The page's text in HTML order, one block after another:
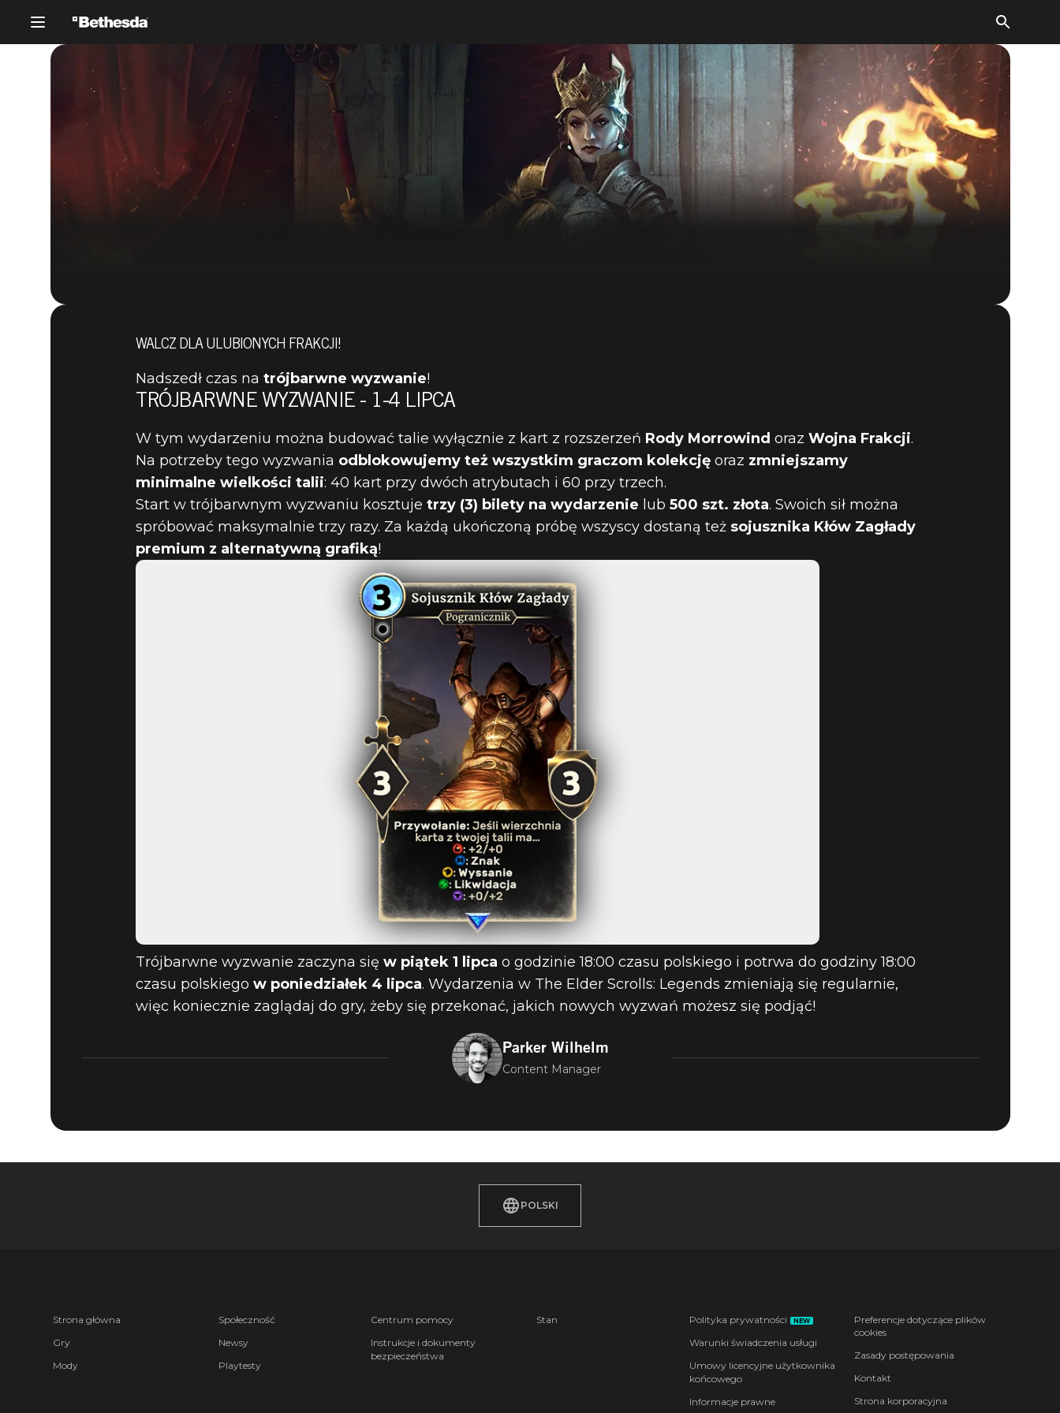
WRÓĆ DO TRÓJBARWNEGO
WYZWANIA, JUŻ 1 LIPCA!
WALCZ DLA ULUBIONYCH FRAKCJI!
Nadszedł czas na trójbarwne wyzwanie!
TRÓJBARWNE WYZWANIE - 1-4 LIPCA
W tym wydarzeniu można budować talie wyłącznie z kart z rozszerzeń Rody Morrowind oraz Wojna Frakcji.
Na potrzeby tego wyzwania odblokowujemy też wszystkim graczom kolekcję oraz zmniejszamy
minimalne wielkości talii: 40 kart przy dwóch atrybutach i 60 przy trzech.
Start w trójbarwnym wyzwaniu kosztuje trzy (3) bilety na wydarzenie lub 500 szt. złota. Swoich sił można
spróbować maksymalnie trzy razy. Za każdą ukończoną próbę wszyscy dostaną też sojusznika Kłów Zagłady
premium z alternatywną grafiką!
Trójbarwne wyzwanie zaczyna się w piątek 1 lipca o godzinie 18:00 czasu polskiego i potrwa do godziny 18:00
czasu polskiego w poniedziałek 4 lipca. Wydarzenia w The Elder Scrolls: Legends zmieniają się regularnie,
więc koniecznie zaglądaj do gry, żeby się przekonać, jakich nowych wyzwań możesz się podjąć!
Parker Wilhelm
Content Manager
POLSKI
Strona główna
Gry
Mody
Społeczność
Newsy
Playtesty
Centrum pomocy
Instrukcje i dokumenty
bezpieczeństwa
Stan Polityka prywatności NEW
Warunki świadczenia usługi
Umowy licencyjne użytkownika
końcowego
Informacje prawne
Preferencje dotyczące plików
cookies
Zasady postępowania
Kontakt
Strona korporacyjna